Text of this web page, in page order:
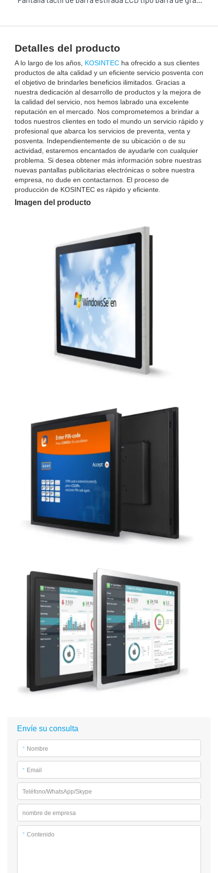
Detalles del producto
A lo largo de los años, KOSINTEC ha ofrecido a sus clientes
productos de alta calidad y un eficiente servicio posventa con
el objetivo de brindarles beneficios ilimitados. Gracias a
nuestra dedicación al desarrollo de productos y la mejora de
la calidad del servicio, nos hemos labrado una excelente
reputación en el mercado. Nos comprometemos a brindar a
todos nuestros clientes en todo el mundo un servicio rápido y
profesional que abarca los servicios de preventa, venta y
posventa. Independientemente de su ubicación o de su
actividad, estaremos encantados de ayudarle con cualquier
problema. Si desea obtener más información sobre nuestras
nuevas pantallas publicitarias electrónicas o sobre nuestra
empresa, no dude en contactarnos. El proceso de
producción de KOSINTEC es rápido y eficiente.
Imagen del producto
Envíe su consulta
* Nombre
* Email
Teléfono/WhatsApp/Skype
nombre de empresa
* Contenido